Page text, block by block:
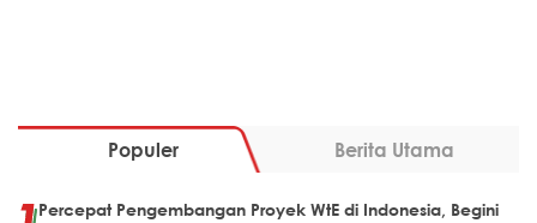
Populer Berita Utama
Percepat Pengembangan Proyek WtE di Indonesia, Begini